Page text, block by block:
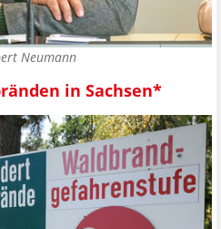
Neumann
in Sachsen*